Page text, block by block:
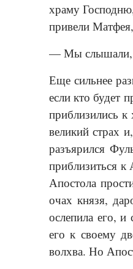
храму
привели
— Мы слышали,
Еще сильнее
если кто будет
прибли­зились
великий страх
разъярился
приблизиться к
Апостола
очах князя,
ослепила его,
его к сво­ему
волхва. Но